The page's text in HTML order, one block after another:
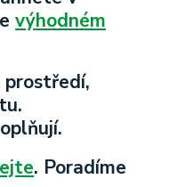
výhodném
prostředí,
. Poradíme